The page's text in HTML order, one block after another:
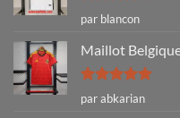
Note4
sur 5
par blancon
Maillot
Note5sur
5
par abkarian